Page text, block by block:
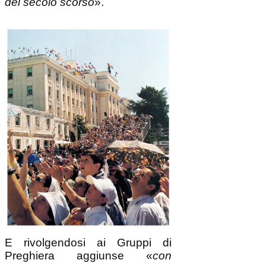
E rivolgendosi ai Gruppi di
Preghiera aggiunse «con
l’approvazione dello Statuto da
parte della Santa Sede, i Gruppi
di Preghiera hanno un motivo in
più per sentirsi Chiesa
soprattutto quando, uniti in
preghiera, diventano gruppi
operosi di carità concreta verso i
bisognosi e sofferenti, attuando
così la carità di Cristo che ci
spinge in ogni circostanza della